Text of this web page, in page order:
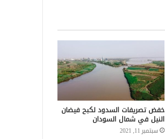
خفض تصريفات السدود لكبح فيضان
النيل في شمال السودان
سبتمبر 11, 2021